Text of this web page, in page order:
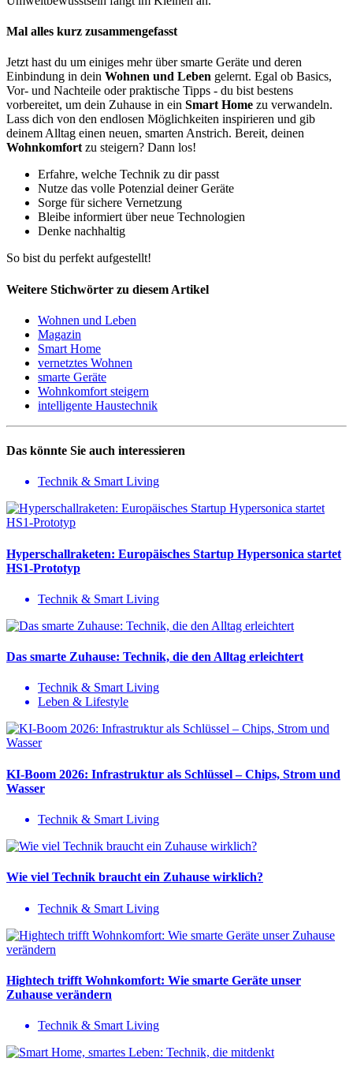
Mal alles kurz zusammengefasst
Jetzt hast du um einiges mehr über smarte Geräte und deren
Einbindung in dein Wohnen und Leben gelernt. Egal ob Basics,
Vor- und Nachteile oder praktische Tipps - du bist bestens
vorbereitet, um dein Zuhause in ein Smart Home zu verwandeln.
Lass dich von den endlosen Möglichkeiten inspirieren und gib
deinem Alltag einen neuen, smarten Anstrich. Bereit, deinen
Wohnkomfort zu steigern? Dann los!
Erfahre, welche Technik zu dir passt
Nutze das volle Potenzial deiner Geräte
Sorge für sichere Vernetzung
Bleibe informiert über neue Technologien
Denke nachhaltig
So bist du perfekt aufgestellt!
Weitere Stichwörter zu diesem Artikel
Wohnen und Leben
Magazin
Smart Home
vernetztes Wohnen
smarte Geräte
Wohnkomfort steigern
intelligente Haustechnik
Das könnte Sie auch interessieren
Technik & Smart Living
Hyperschallraketen: Europäisches Startup Hypersonica startet
HS1-Prototyp
Technik & Smart Living
Das smarte Zuhause: Technik, die den Alltag erleichtert
Technik & Smart Living
Leben & Lifestyle
KI-Boom 2026: Infrastruktur als Schlüssel – Chips, Strom und
Wasser
Technik & Smart Living
Wie viel Technik braucht ein Zuhause wirklich?
Technik & Smart Living
Hightech trifft Wohnkomfort: Wie smarte Geräte unser
Zuhause verändern
Technik & Smart Living